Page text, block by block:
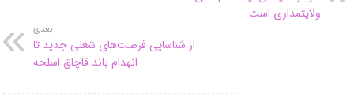
ولایتمداری است
بعدی
از شناسایی فرصت‌های شغلی جدید تا
انهدام باند قاچاق اسلحه